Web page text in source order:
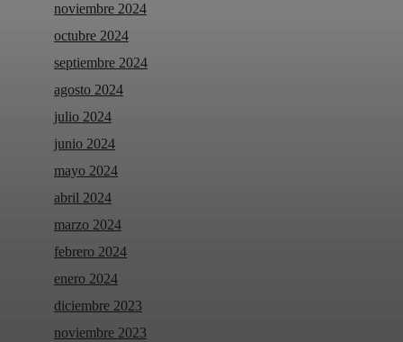
noviembre 2024
octubre 2024
septiembre 2024
agosto 2024
julio 2024
junio 2024
mayo 2024
abril 2024
marzo 2024
febrero 2024
enero 2024
diciembre 2023
noviembre 2023